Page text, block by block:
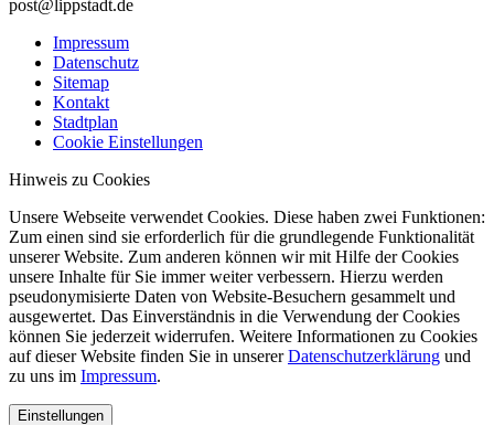
post@lippstadt.de
Impressum
Datenschutz
Sitemap
Kontakt
Stadtplan
Cookie Einstellungen
Hinweis zu Cookies
Unsere Webseite verwendet Cookies. Diese haben zwei Funktionen:
Zum einen sind sie erforderlich für die grundlegende Funktionalität
unserer Website. Zum anderen können wir mit Hilfe der Cookies
unsere Inhalte für Sie immer weiter verbessern. Hierzu werden
pseudonymisierte Daten von Website-Besuchern gesammelt und
ausgewertet. Das Einverständnis in die Verwendung der Cookies
können Sie jederzeit widerrufen. Weitere Informationen zu Cookies
auf dieser Website finden Sie in unsererDatenschutzerklärung und
zu uns im Impressum.
Einstellungen